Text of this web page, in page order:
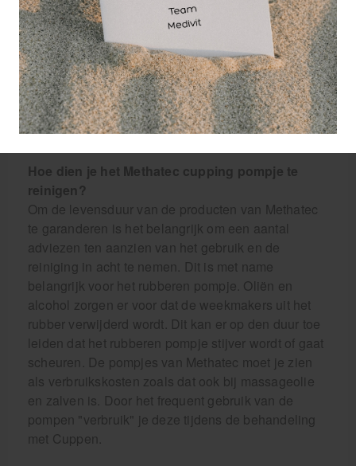
De 6 cm lange massage glascup is vooral geschikt
voor de grotere lichaamsoppervlaktes.
Is een cupping glas kapot gevallen? Of is uw pomp
voor de Methatec cupping glazen kapot gegaan?
Geen stress! Bestel makkelijk losse onderdelen
voor uw Methatec cupping cups bij Medivit.
Hoe dien je het Methatec cupping pompje te
reinigen?
Om de levensduur van de producten van Methatec
te garanderen is het belangrijk om een aantal
adviezen ten aanzien van het gebruik en de
reiniging in acht te nemen. Dit is met name
belangrijk voor het rubberen pompje. Oliën en
alcohol zorgen er voor dat de weekmakers uit het
rubber verwijderd wordt. Dit kan er op den duur toe
leiden dat het rubberen pompje stijver wordt of gaat
scheuren. De pompjes van Methatec moet je zien
als verbruikskosten zoals dat ook bij massageolie
en zalven is. Door het frequent gebruik van de
pompen "verbruik" je deze tijdens de behandeling
met Cuppen.